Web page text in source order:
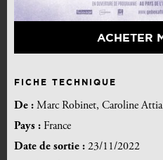
ACHETER
FICHE TECHNIQUE
De : Marc Robinet, Caroline Attia
Pays : France
Date de sortie : 23/11/2022